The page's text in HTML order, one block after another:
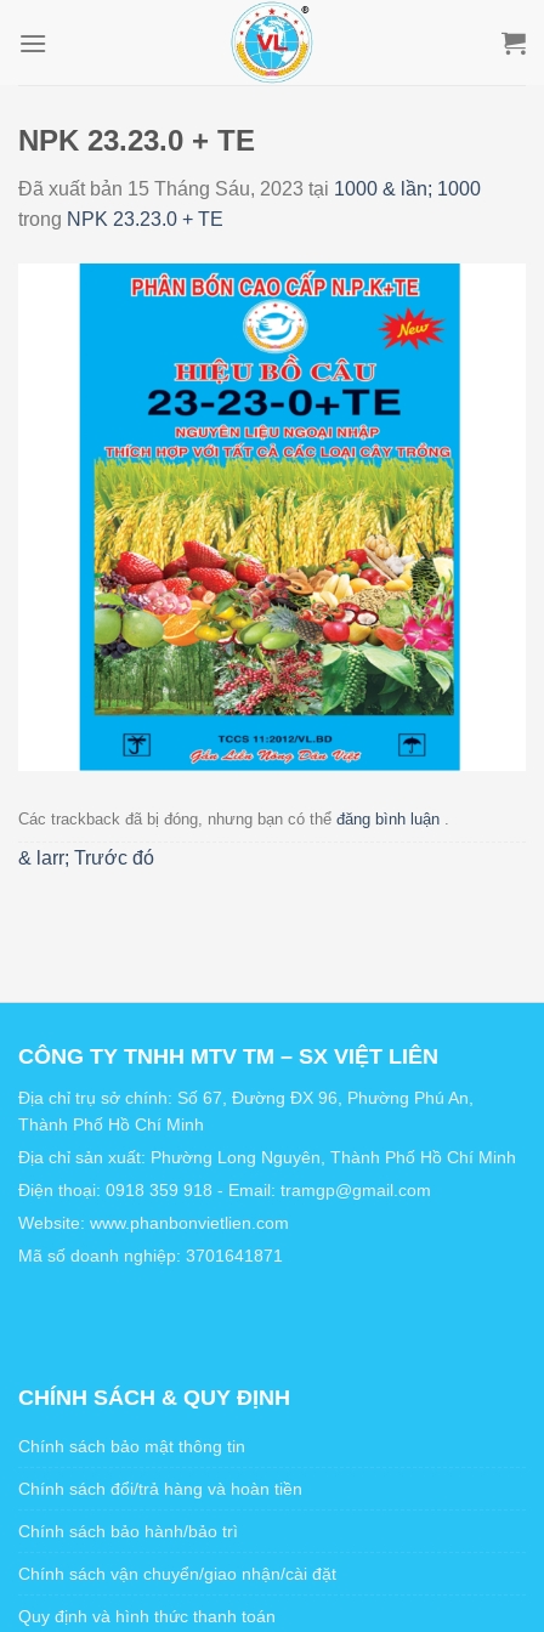
NPK 23.23.0 + TE
Đã xuất bản 15 Tháng Sáu, 2023 tại 1000 & lần; 1000
trong NPK 23.23.0 + TE
Các trackback đã bị đóng, nhưng bạn có thể đăng bình luận .
& larr; Trước đó
CÔNG TY TNHH MTV TM – SX VIỆT LIÊN
Địa chỉ trụ sở chính: Số 67, Đường ĐX 96, Phường Phú An,
Thành Phố Hồ Chí Minh
Địa chỉ sản xuất: Phường Long Nguyên, Thành Phố Hồ Chí Minh
Điện thoại: 0918 359 918 - Email: tramgp@gmail.com
Website: www.phanbonvietlien.com
Mã số doanh nghiệp: 3701641871
CHÍNH SÁCH & QUY ĐỊNH
Chính sách bảo mật thông tin
Chính sách đổi/trả hàng và hoàn tiền
Chính sách bảo hành/bảo trì
Chính sách vận chuyển/giao nhận/cài đặt
Quy định và hình thức thanh toán